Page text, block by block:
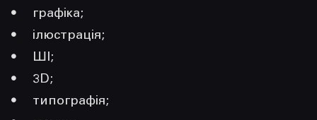
графіка;
ілюстрація;
ШІ;
3D;
типографія;